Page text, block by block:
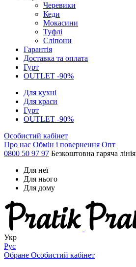
Черевики
Кеди
Мокасини
Туфлі
Сліпони
Гарантія
Доставка та оплата
Гурт
OUTLET -90%
Для кухні
Для краси
Гурт
OUTLET -90%
Особистий кабінет
Про нас Обмін і повернення Опт
0800 50 97 97 Безкоштовна гаряча лінія
Для неї
Для нього
Для дому
Укр
Рус
Обране Особистий кабінет